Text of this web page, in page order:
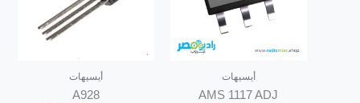
أيسيهات
AMS 1117 ADJ
أيسيهات
A928